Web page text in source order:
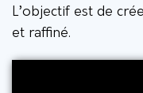
L’objectif est de
et raffiné.